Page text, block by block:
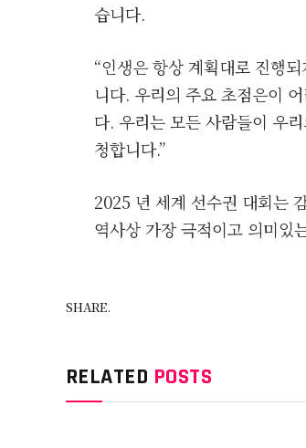
습니다.
“인생은 항상 계획대로 진행
니다. 우리의 주요 초점은이
다. 우리는 모든 사람들이 우
청합니다.”
2025 년 세계 선수권 대회는
역사상 가장 극적이고 의미있
SHARE.
RELATED POSTS